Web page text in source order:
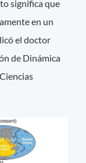
significa que
en un
el doctor
de Dinámica